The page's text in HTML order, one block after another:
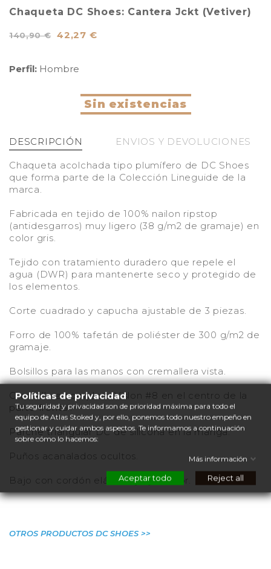
Chaqueta DC Shoes: Cantera Jckt (Vetiver)
140,90 € 42,27 €
Perfil: Hombre
Sin existencias
DESCRIPCIÓN ENVIOS Y DEVOLUCIONES
Chaqueta acolchada tipo plumífero de DC Shoes
que forma parte de la Colección Lineguide de la
marca.
Fabricada en tejido de 100% nailon ripstop
(antidesgarros) muy ligero (38 g/m2 de gramaje) en
color gris.
Tejido con tratamiento duradero que repele el
agua (DWR) para mantenerte seco y protegido de
los elementos.
Corte cuadrado y capucha ajustable de 3 piezas.
Forro de 100% tafetán de poliéster de 300 g/m2 de
gramaje.
Bolsillos para las manos con cremallera vista.
Cremallera completa Vislon #8 en el centro de la
parte frontal.
Parche triangular DC de silicona en la manga.
Puños acanalados ocultos.
Bajo con cordón elástico y ajustador.
OTROS PRODUCTOS DC SHOES >>
Políticas de privacidad
Tu seguridad y privacidad son de prioridad máxima para todo el
equipo de Atlas Stoked y, por ello, ponemos todo nuestro empeño en
gestionar y cuidar ambos aspectos. Te informamos a continuación
sobre cómo lo hacemos:
Más información
Aceptar todo Reject all